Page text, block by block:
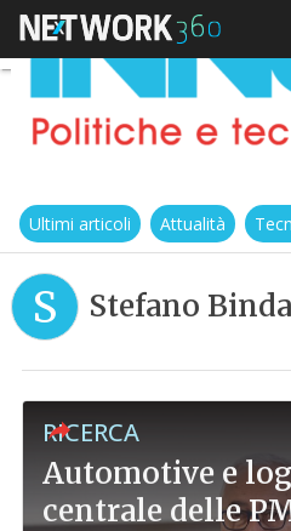
Ultimi articoli Attualità
S Stefano Binda
RICERCA
Automotive e
centrale delle